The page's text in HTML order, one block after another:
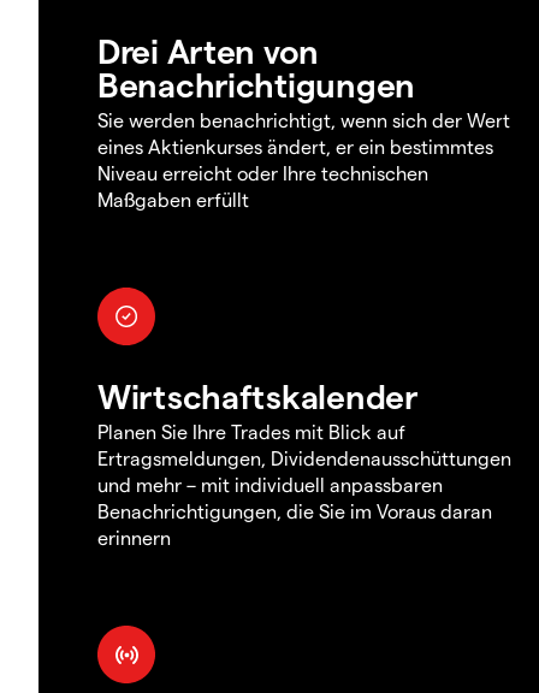
Drei Arten von
Benachrichtigungen
Sie werden benachrichtigt, wenn sich der Wert
eines Aktienkurses ändert, er ein bestimmtes
Niveau erreicht oder Ihre technischen
Maßgaben erfüllt
Wirtschaftskalender
Planen Sie Ihre Trades mit Blick auf
Ertragsmeldungen, Dividendenausschüttungen
und mehr – mit individuell anpassbaren
Benachrichtigungen, die Sie im Voraus daran
erinnern